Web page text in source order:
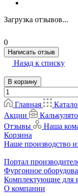
Загрузка отзывов...
0
Написать отзыв
Назад к списку
В корзину
Главная
Акции
Отзывы
Наша
Корзина
Наше производство
Портал
Фургонное
Комплектующие для
О компании